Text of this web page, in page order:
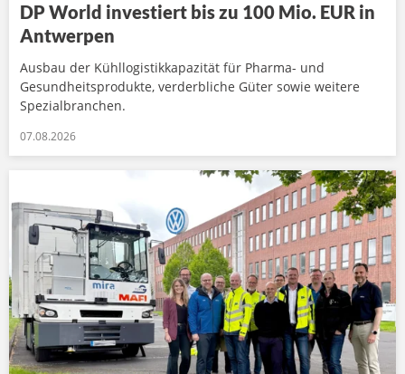
DP World investiert bis zu 100 Mio. EUR in
Antwerpen
Ausbau der Kühllogistikkapazität für Pharma- und
Gesundheitsprodukte, verderbliche Güter sowie weitere
Spezialbranchen.
07.08.2026